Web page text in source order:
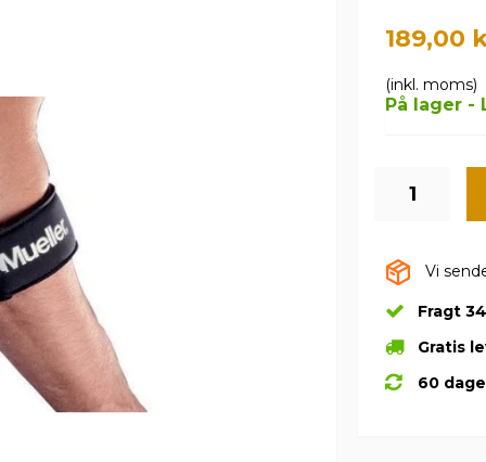
189,00
(inkl. moms)
På lager -
Vi
Fragt
Gratis
60